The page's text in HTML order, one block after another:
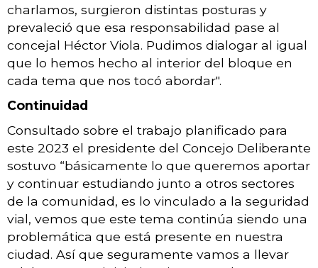
charlamos, surgieron distintas posturas y
prevaleció que esa responsabilidad pase al
concejal Héctor Viola. Pudimos dialogar al igual
que lo hemos hecho al interior del bloque en
cada tema que nos tocó abordar".
Continuidad
Consultado sobre el trabajo planificado para
este 2023 el presidente del Concejo Deliberante
sostuvo “básicamente lo que queremos aportar
y continuar estudiando junto a otros sectores
de la comunidad, es lo vinculado a la seguridad
vial, vemos que este tema continúa siendo una
problemática que está presente en nuestra
ciudad. Así que seguramente vamos a llevar